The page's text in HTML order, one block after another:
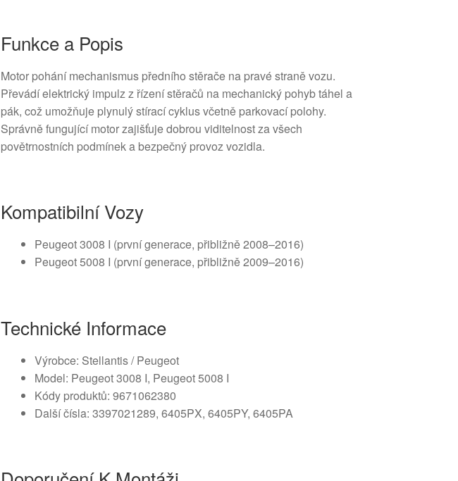
Funkce a Popis
Motor pohání mechanismus předního stěrače na pravé straně vozu.
Převádí elektrický impulz z řízení stěračů na mechanický pohyb táhel a
pák, což umožňuje plynulý stírací cyklus včetně parkovací polohy.
Správně fungující motor zajišťuje dobrou viditelnost za všech
povětrnostních podmínek a bezpečný provoz vozidla.
Kompatibilní Vozy
Peugeot 3008 I (první generace, přibližně 2008–2016)
Peugeot 5008 I (první generace, přibližně 2009–2016)
Technické Informace
Výrobce: Stellantis / Peugeot
Model: Peugeot 3008 I, Peugeot 5008 I
Kódy produktů: 9671062380
Další čísla: 3397021289, 6405PX, 6405PY, 6405PA